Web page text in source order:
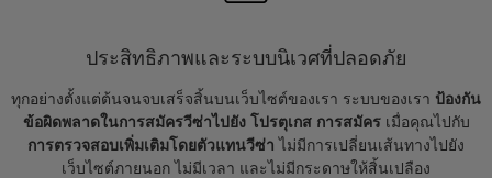
ประสิทธิภาพและระบบนิเวศที่ปลอดภัย
ทุกอย่างตั้งแต่ต้นจนจบเสร็จสิ้นบนเว็บไซต์ของเรา ระบบของเรา ป้องกัน
ข้อผิดพลาดในการสมัครวีซ่าไปยัง โปรตุเกส การสมัครเมื่อคุณไปกับ
การตรวจสอบเพิ่มเติมโดยตัวแทนวีซ่า ไม่มีการเปลี่ยนเส้นทางไปยัง
เว็บไซต์ภายนอก ไม่มีเวลา และไม่มีกระดาษให้สิ้นเปลือง